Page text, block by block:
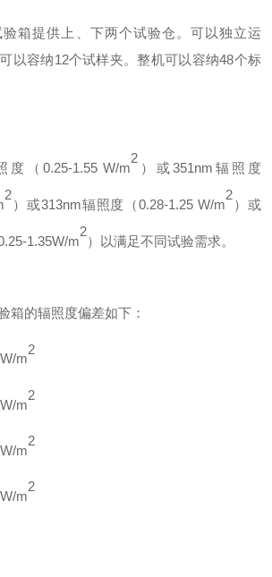
箱提供上、下两个试验仓。可以独立运
以容纳12个试样夹。整机可以容纳48个标
度（ 0.25-1.55 W/m
2
）或351nm 辐照度
2
）或313nm辐照度（0.28-1.25 W/m
2
）或
-1.35W/m
2
）以满足不同试验需求。
箱的辐照度偏差如下：
m
2
m
2
m
2
m
2